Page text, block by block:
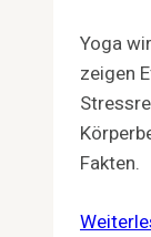
Yoga
zeigen
Fakten.